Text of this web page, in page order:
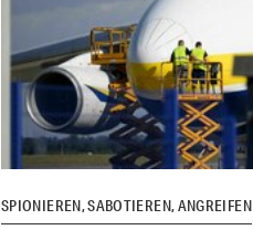
SPIONIEREN, SABOTIEREN, ANGREIFEN